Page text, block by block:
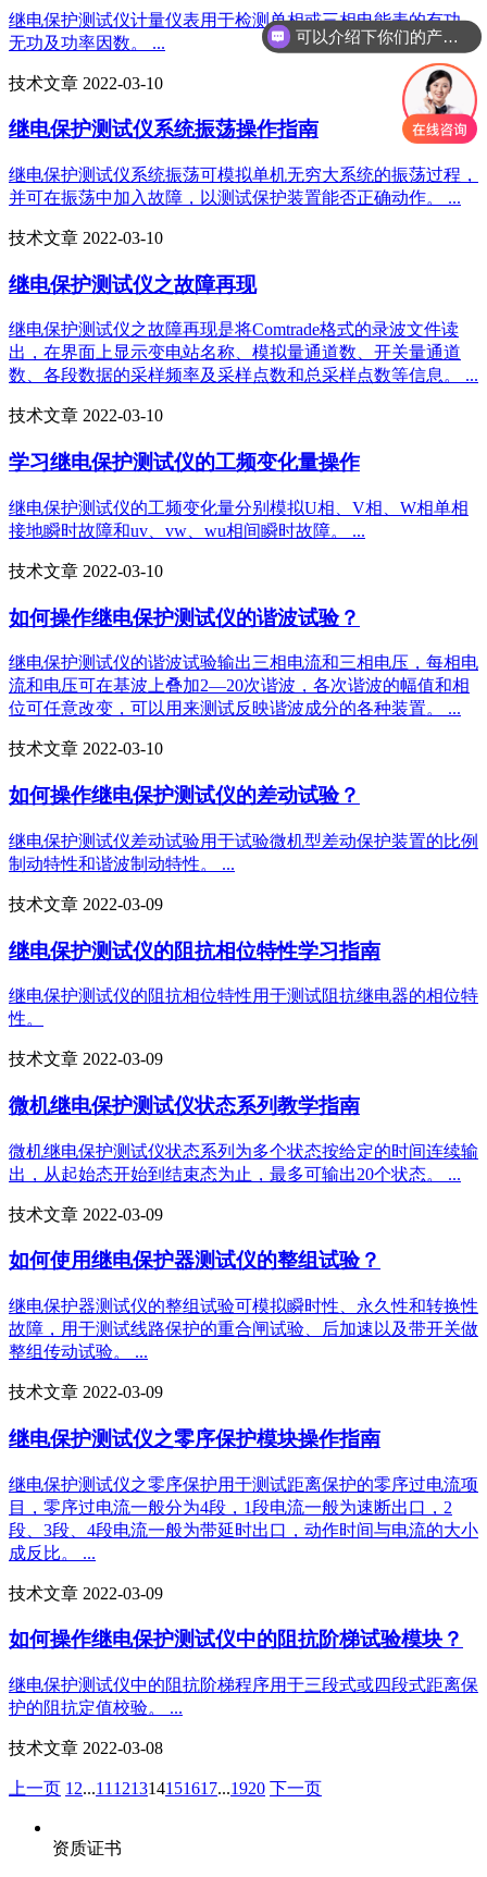
继电保护测试仪计量仪表用于检测单相或三相电能表的有功、
无功及功率因数。 ...
技术文章 2022-03-10
继电保护测试仪系统振荡操作指南
继电保护测试仪系统振荡可模拟单机无穷大系统的振荡过程，
并可在振荡中加入故障，以测试保护装置能否正确动作。 ...
技术文章 2022-03-10
继电保护测试仪之故障再现
继电保护测试仪之故障再现是将Comtrade格式的录波文件读
出，在界面上显示变电站名称、模拟量通道数、开关量通道
数、各段数据的采样频率及采样点数和总采样点数等信息。 ...
技术文章 2022-03-10
学习继电保护测试仪的工频变化量操作
继电保护测试仪的工频变化量分别模拟U相、V相、W相单相
接地瞬时故障和uv、vw、wu相间瞬时故障。 ...
技术文章 2022-03-10
如何操作继电保护测试仪的谐波试验？
继电保护测试仪的谐波试验输出三相电流和三相电压，每相电
流和电压可在基波上叠加2—20次谐波，各次谐波的幅值和相
位可任意改变，可以用来测试反映谐波成分的各种装置。 ...
技术文章 2022-03-10
如何操作继电保护测试仪的差动试验？
继电保护测试仪差动试验用于试验微机型差动保护装置的比例
制动特性和谐波制动特性。 ...
技术文章 2022-03-09
继电保护测试仪的阻抗相位特性学习指南
继电保护测试仪的阻抗相位特性用于测试阻抗继电器的相位特
性。
技术文章 2022-03-09
微机继电保护测试仪状态系列教学指南
微机继电保护测试仪状态系列为多个状态按给定的时间连续输
出，从起始态开始到结束态为止，最多可输出20个状态。 ...
技术文章 2022-03-09
如何使用继电保护器测试仪的整组试验？
继电保护器测试仪的整组试验可模拟瞬时性、永久性和转换性
故障，用于测试线路保护的重合闸试验、后加速以及带开关做
整组传动试验。 ...
技术文章 2022-03-09
继电保护测试仪之零序保护模块操作指南
继电保护测试仪之零序保护用于测试距离保护的零序过电流项
目，零序过电流一般分为4段，1段电流一般为速断出口，2
段、3段、4段电流一般为带延时出口，动作时间与电流的大小
成反比。 ...
技术文章 2022-03-09
如何操作继电保护测试仪中的阻抗阶梯试验模块？
继电保护测试仪中的阻抗阶梯程序用于三段式或四段式距离保
护的阻抗定值校验。 ...
技术文章 2022-03-08
上一页 1 2...11 121314151617...1920 下一页
资质证书
可以介绍下你们的产品么